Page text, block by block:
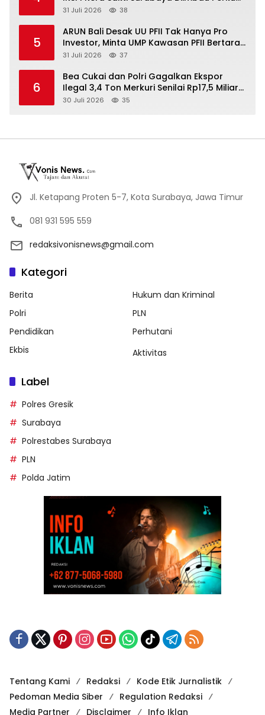
Pembinaan dan Jaga Kondusivitas
31 Juli 2026 38
5
ARUN Bali Desak UU PFII Tak Hanya Pro
Investor, Minta UMP Kawasan PFII Bertaraf
Internasional
31 Juli 2026 37
6
Bea Cukai dan Polri Gagalkan Ekspor
Ilegal 3,4 Ton Merkuri Senilai Rp17,5 Miliar
di Tanjung Perak, Tujuan Afrika
30 Juli 2026 35
Jl. Ketapang Proten 5-7, Kota Surabaya, Jawa Timur
081 931 595 559
redaksivonisnews@gmail.com
Kategori
Berita
Hukum dan Kriminal
Polri
PLN
Pendidikan
Perhutani
Ekbis
Aktivitas
Label
Polres Gresik
Surabaya
Polrestabes Surabaya
PLN
Polda Jatim
Tentang Kami Redaksi
Kode Etik Jurnalistik
Pedoman Media Siber
Regulation Redaksi
Media Partner
Disclaimer Info Iklan